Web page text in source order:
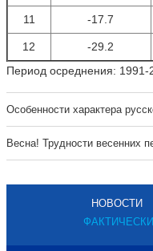
11 -17.7
12 -29.2
Период осреднения: 1991-
Особенности характера
Весна! Трудности весенних
НОВОСТИ